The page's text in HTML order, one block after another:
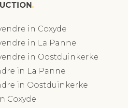
in Coxyde
in La Panne
in Oostduinkerke
in La Panne
in Oostduinkerke
Coxyde